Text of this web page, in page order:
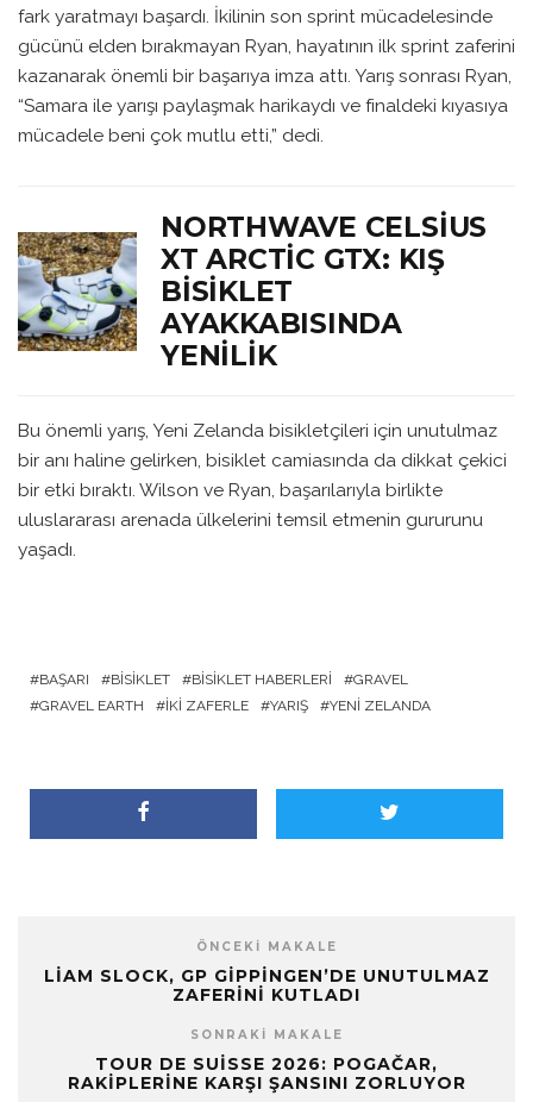
fark yaratmayı başardı. İkilinin son sprint mücadelesinde
gücünü elden bırakmayan Ryan, hayatının ilk sprint zaferini
kazanarak önemli bir başarıya imza attı. Yarış sonrası Ryan,
“Samara ile yarışı paylaşmak harikaydı ve finaldeki kıyasıya
mücadele beni çok mutlu etti,” dedi.
NORTHWAVE CELSIUS
XT ARCTIC GTX: KIŞ
BISIKLET
AYAKKABISINDA
YENILIK
Bu önemli yarış, Yeni Zelanda bisikletçileri için unutulmaz
bir anı haline gelirken, bisiklet camiasında da dikkat çekici
bir etki bıraktı. Wilson ve Ryan, başarılarıyla birlikte
uluslararası arenada ülkelerini temsil etmenin gururunu
yaşadı.
BAŞARI BISIKLET BISIKLET HABERLERI
GRAVEL
GRAVEL EARTH
İKI ZAFERLE YARIŞ YENI ZELANDA
ÖNCEKI MAKALE
LIAM SLOCK, GP GIPPINGEN’DE UNUTULMAZ
ZAFERINI KUTLADI
SONRAKI MAKALE
TOUR DE SUISSE 2026: POGAČAR,
RAKIPLERINE KARŞI ŞANSINI ZORLUYOR